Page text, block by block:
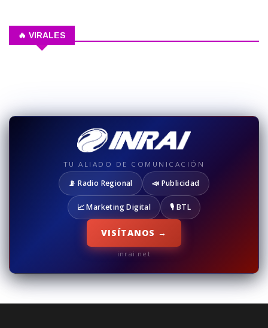
🔥 VIRALES
TU ALIADO DE COMUNICACIÓN
📡 Radio Regional 📣 Publicidad
📈 Marketing Digital 🎙️ BTL
VISÍTANOS →
inrai.net